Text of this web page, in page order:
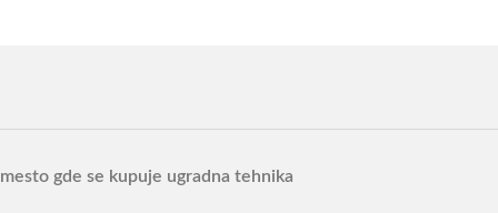
mesto gde se kupuje ugradna tehnika